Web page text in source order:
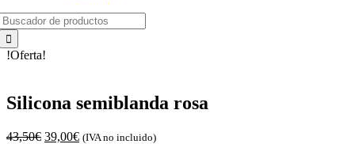
!Oferta!
Silicona semiblanda rosa
43,50€ El
39,00€El(IVA no incluido)